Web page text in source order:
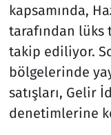
kapsamında,
tarafından lüks
takip ediliyor.
bölgelerinde
satışları, Gelir
denetimlerine
Teknoloji ve
Televizyon